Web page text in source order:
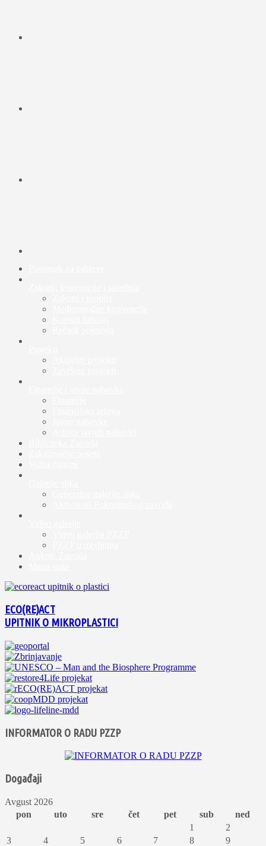
ECO(RE)ACT
UPITNIK O MIKROPLASTICI
INFORMATOR O RADU PZZP
Događaji
Avgust 2026
pon
uto sre čet pet sub
ned
1
2
3
4 5 6 7 8
9